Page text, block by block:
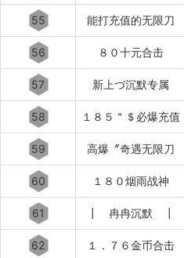
55 能打充值的无限刀
56 ８０十元合击
57 新上づ沉默专属
58 １８５＂＄必爆充值
59 高爆〞奇遇无限刀
60 １８０烟雨战神
61 ┃ 冉冉沉默 ┃
62 １．７６金币合击